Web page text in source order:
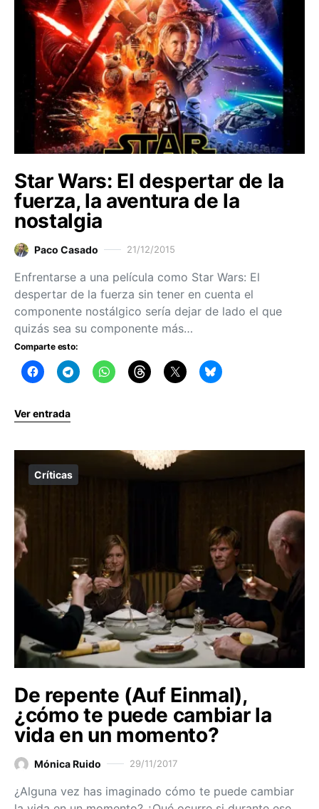
Star Wars: El despertar de la
fuerza, la aventura de la
nostalgia
Paco Casado 21/12/2015
Enfrentarse a una película como Star Wars: El
despertar de la fuerza sin tener en cuenta el
componente nostálgico sería dejar de lado el que
quizás sea su componente más…
Comparte esto:
Ver entrada
Críticas
De repente (Auf Einmal),
¿cómo te puede cambiar la
vida en un momento?
Mónica Ruido 29/11/2017
¿Alguna vez has imaginado cómo te puede cambiar